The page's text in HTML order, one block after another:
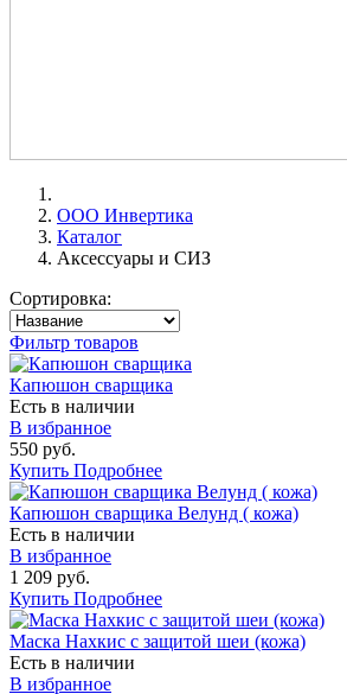
ООО Инвертика
Каталог
Аксессуары и СИЗ
Сортировка:
Фильтр товаров
Капюшон сварщика
Есть в наличии
В избранное
550 руб.
Купить Подробнее
Капюшон сварщика Велунд ( кожа)
Есть в наличии
В избранное
1 209 руб.
Купить Подробнее
Маска Нахкис с защитой шеи (кожа)
Есть в наличии
В избранное